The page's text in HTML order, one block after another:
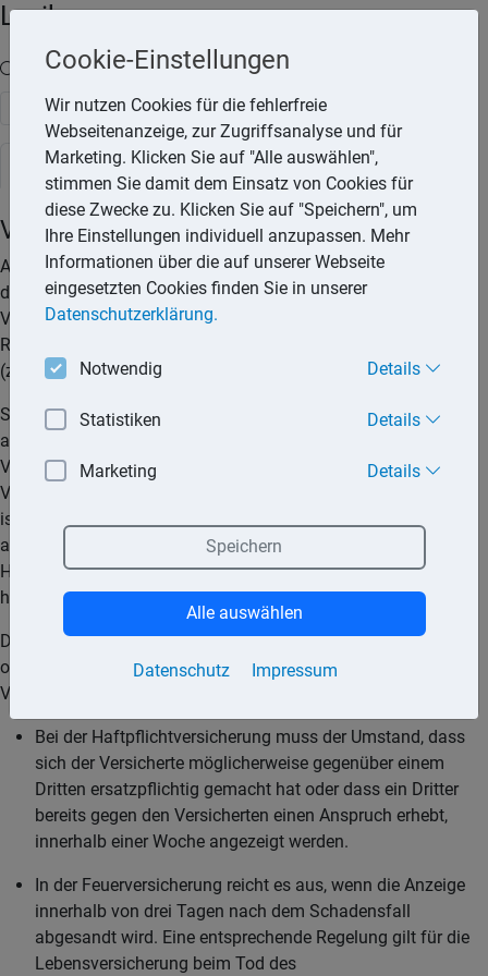
Lexika
Volltext-Suche in den Lexika
Suchen
Rechtslexikon
Versicherungsfall
Als Versicherungsfall wird das Ereignis bezeichnet, welches
die Leistungspflicht des Versicherers auslöst. Der
Versicherungsfall tritt ein, wenn die in einer
Risikobeschreibung genannten Voraussetzungen erfüllt sind
(z. B. Einbruchdiebstahl bei einer Hausratversicherung).
Sobald der Versicherte erfährt, dass der Versicherungsfall,
also das Ereignis, mit dessen Eintritt die Leistungspflicht des
Versicherers begründet ist, eingetreten ist, muss er dies dem
Versicherer anzeigen. Eine bestimmte Form für die Anzeige
ist gesetzlich nicht vorgeschrieben. Allerdings enthalten die
allgemeinen Versicherungsbedingungen in der Regel den
Hinweis, dass die Schadensanzeige schriftlich zu erfolgen
habe.
Dem Versicherer muss der Schaden unverzüglich, das heißt
ohne schuldhaftes Zögern, mitgeteilt werden. Für einzelne
Versicherungsarten bestehen allerdings Sonderregelungen.
Bei der Haftpflichtversicherung muss der Umstand, dass
sich der Versicherte möglicherweise gegenüber einem
Dritten ersatzpflichtig gemacht hat oder dass ein Dritter
bereits gegen den Versicherten einen Anspruch erhebt,
innerhalb einer Woche angezeigt werden.
In der Feuerversicherung reicht es aus, wenn die Anzeige
innerhalb von drei Tagen nach dem Schadensfall
abgesandt wird. Eine entsprechende Regelung gilt für die
Lebensversicherung beim Tod des
Cookie-Einstellungen
Wir nutzen Cookies für die fehlerfreie
Webseitenanzeige, zur Zugriffsanalyse und für
Marketing. Klicken Sie auf "Alle auswählen",
stimmen Sie damit dem Einsatz von Cookies für
diese Zwecke zu. Klicken Sie auf "Speichern", um
Ihre Einstellungen individuell anzupassen. Mehr
Informationen über die auf unserer Webseite
eingesetzten Cookies finden Sie in unserer
Datenschutzerklärung.
Notwendig Details
Statistiken Details
Marketing Details
Datenschutz Impressum
Speichern
Alle auswählen